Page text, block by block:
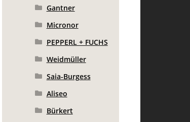
Gantner
Micronor
PEPPERL + FUCHS
Weidmüller
Saia-Burgess
Aliseo
Bürkert